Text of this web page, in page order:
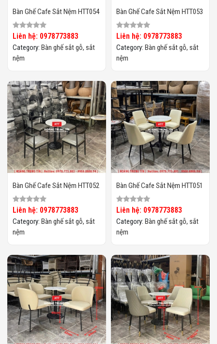
Bàn Ghế Cafe Sắt Nệm HTT054
Liên hệ: 0978773883
Category: Bàn ghế sắt gỗ, sắt
nệm
Bàn Ghế Cafe Sắt Nệm HTT053
Liên hệ: 0978773883
Category: Bàn ghế sắt gỗ, sắt
nệm
Bàn Ghế Cafe Sắt Nệm HTT052
Liên hệ: 0978773883
Category: Bàn ghế sắt gỗ, sắt
nệm
Bàn Ghế Cafe Sắt Nệm HTT051
Liên hệ: 0978773883
Category: Bàn ghế sắt gỗ, sắt
nệm